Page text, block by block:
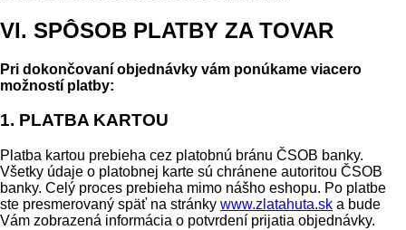
VI. SPÔSOB PLATBY ZA TOVAR
Pri dokončovaní objednávky vám ponúkame viacero
možností platby:
1. PLATBA KARTOU
Platba kartou prebieha cez platobnú bránu ČSOB banky.
Všetky údaje o platobnej karte sú chránene autoritou ČSOB
banky. Celý proces prebieha mimo nášho eshopu. Po platbe
ste presmerovaný späť na stránky www.zlatahuta.sk a bude
Vám zobrazená informácia o potvrdení prijatia objednávky.